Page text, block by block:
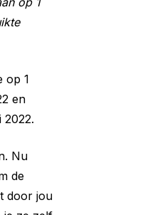
op 1
en
2022.
Nu
de
door jou